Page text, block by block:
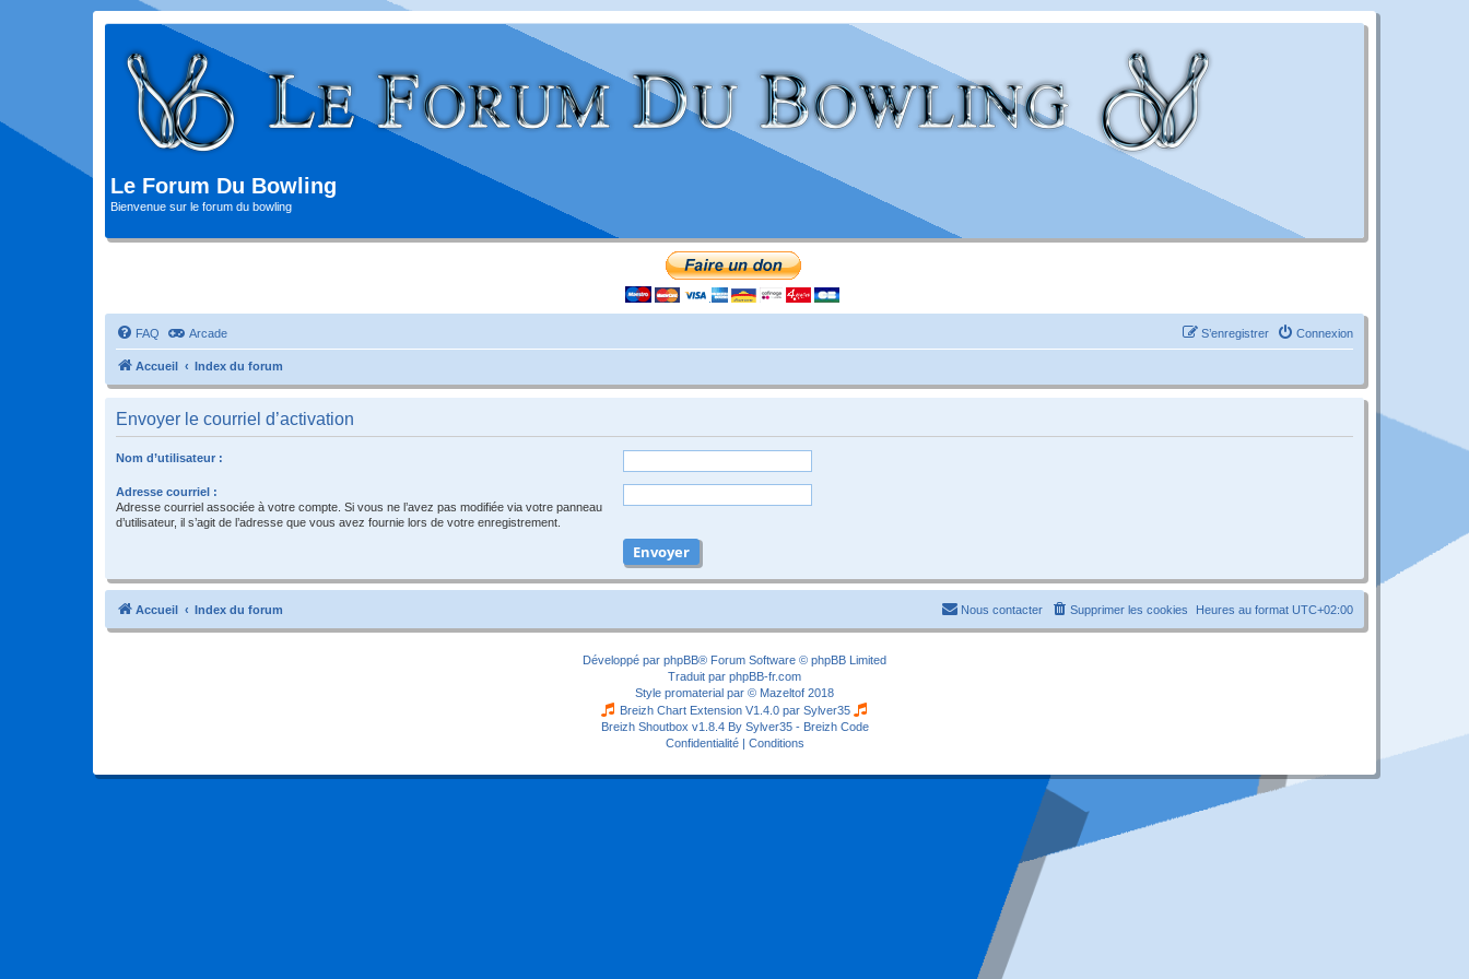
Le Forum Du Bowling
Bienvenue sur le forum du bowling
FAQ Arcade Connexion
S’enregistrer
Accueil Index du forum
Envoyer le courriel d’activation
Nom d’utilisateur :
Adresse courriel :
Adresse courriel associée à votre compte. Si vous ne l’avez pas modifiée via votre panneau
d’utilisateur, il s’agit de l’adresse que vous avez fournie lors de votre enregistrement.
Accueil Index du forum Heures au format UTC+02:00
Supprimer les cookies
Nous contacter
Développé par phpBB® Forum Software © phpBB Limited
Traduit par phpBB-fr.com
Style promaterial par © Mazeltof 2018
Breizh Chart Extension V1.4.0 par Sylver35
Breizh Shoutbox v1.8.4 By Sylver35 - Breizh Code
Confidentialité| Conditions